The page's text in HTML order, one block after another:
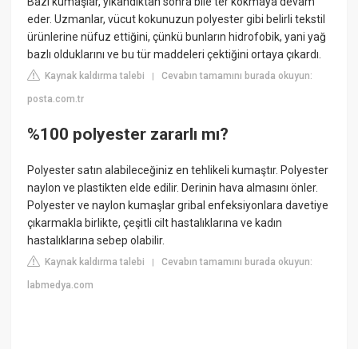
eder. Uzmanlar, vücut kokunuzun polyester gibi belirli tekstil
ürünlerine nüfuz ettiğini, çünkü bunların hidrofobik, yani yağ
bazlı olduklarını ve bu tür maddeleri çektiğini ortaya çıkardı.
Kaynak kaldırma talebi |Cevabın tamamını burada okuyun:
posta.com.tr
%100 polyester zararlı mı?
Polyester satın alabileceğiniz en tehlikeli kumaştır. Polyester
naylon ve plastikten elde edilir. Derinin hava almasını önler.
Polyester ve naylon kumaşlar gribal enfeksiyonlara davetiye
çıkarmakla birlikte, çeşitli cilt hastalıklarına ve kadın
hastalıklarına sebep olabilir.
Kaynak kaldırma talebi |Cevabın tamamını burada okuyun:
labmedya.com